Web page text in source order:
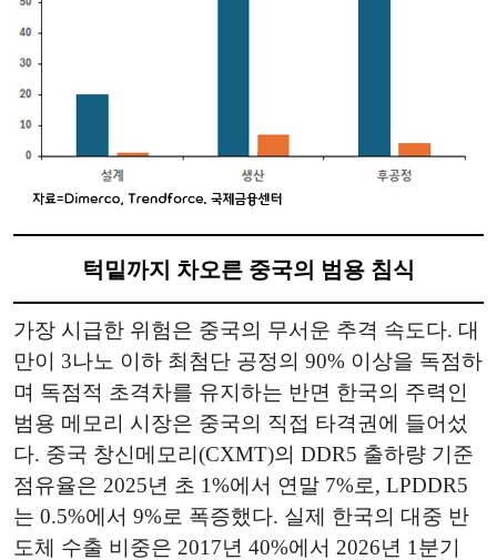
턱밑까지 차오른 중국의 범용 침식
가장 시급한 위험은 중국의 무서운 추격 속도다. 대
만이 3나노 이하 최첨단 공정의 90% 이상을 독점하
며 독점적 초격차를 유지하는 반면 한국의 주력인
범용 메모리 시장은 중국의 직접 타격권에 들어섰
다. 중국 창신메모리(CXMT)의 DDR5 출하량 기준
점유율은 2025년 초 1%에서 연말 7%로, LPDDR5
는 0.5%에서 9%로 폭증했다. 실제 한국의 대중 반
도체 수출 비중은 2017년 40%에서 2026년 1분기